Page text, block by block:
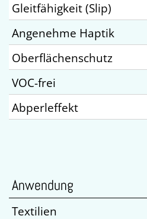
Gleitfähigkeit (Slip)
Angenehme Haptik
Oberflächenschutz
VOC-frei
Abperleffekt
Anwendung
Textilien